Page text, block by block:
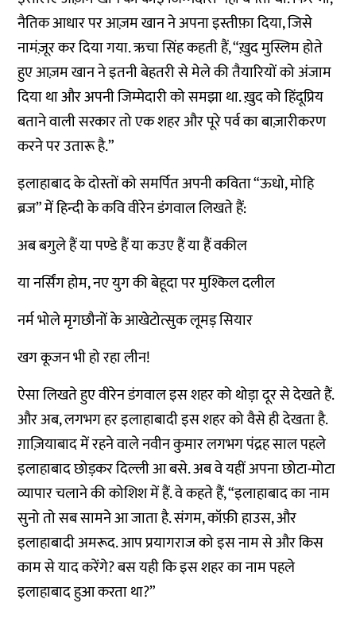
नैतिक आधार पर आज़म खान ने अपना इस्तीफ़ा दिया, जिसे
नामंज़ूर कर दिया गया. ऋचा सिंह कहती हैं, “ख़ुद मुस्लिम होते
हुए आज़म खान ने इतनी बेहतरी से मेले की तैयारियों को अंजाम
दिया था और अपनी जिम्मेदारी को समझा था. ख़ुद को हिंदूप्रिय
बताने वाली सरकार तो एक शहर और पूरे पर्व का बाज़ारीकरण
करने पर उतारू है.”
इलाहाबाद के दोस्तों को समर्पित अपनी कविता “ऊधो, मोहि
ब्रज” में हिन्दी के कवि वीरेन डंगवाल लिखते हैं:
अब बगुले हैं या पण्डे हैं या कउए हैं या हैं वकील
या नर्सिंग होम, नए युग की बेहूदा पर मुश्किल दलील
नर्म भोले मृगछौनों के आखेटोत्सुक लूमड़ सियार
खग कूजन भी हो रहा लीन!
ऐसा लिखते हुए वीरेन डंगवाल इस शहर को थोड़ा दूर से देखते हैं.
और अब, लगभग हर इलाहाबादी इस शहर को वैसे ही देखता है.
ग़ाज़ियाबाद में रहने वाले नवीन कुमार लगभग पंद्रह साल पहले
इलाहाबाद छोड़कर दिल्ली आ बसे. अब वे यहीं अपना छोटा-मोटा
व्यापार चलाने की कोशिश में हैं. वे कहते हैं, “इलाहाबाद का नाम
सुनो तो सब सामने आ जाता है. संगम, कॉफ़ी हाउस, और
इलाहाबादी अमरूद. आप प्रयागराज को इस नाम से और किस
काम से याद करेंगे? बस यही कि इस शहर का नाम पहले
इलाहाबाद हुआ करता था?”